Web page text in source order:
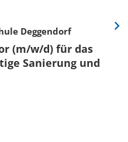
Deggendorf
(m/w/d) für das
Sanierung und
Eine